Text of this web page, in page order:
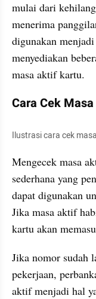
mulai dari
menerima
digunakan
menyediakan
masa aktif kartu.
Cara Cek
Ilustrasi cara cek
Mengecek masa
sederhana yang
dapat digunakan
Jika masa aktif
kartu akan
Jika nomor sudah
pekerjaan,
aktif menjadi hal